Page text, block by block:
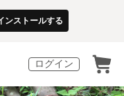
ンストールする
ログイン